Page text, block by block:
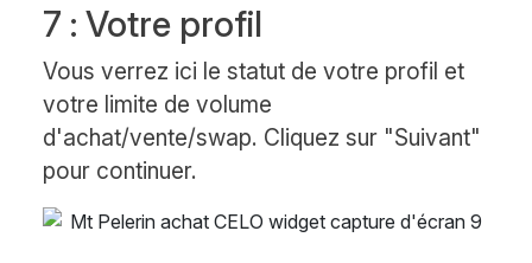
7 : Votre profil
Vous verrez ici le statut de votre profil et
votre limite de volume
d'achat/vente/swap. Cliquez sur "Suivant"
pour continuer.